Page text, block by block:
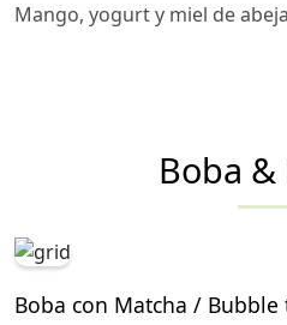
Mango, yogurt y miel de abeja
Boba &
Boba con Matcha / Bubble